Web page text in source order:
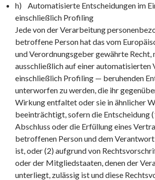
h) Automatisierte Entscheidungen im
einschließlich Profiling
Jede von der Verarbeitung
betroffene Person hat das vom
und Verordnungsgeber gewährte Recht,
ausschließlich auf einer
einschließlich Profiling — beruhenden
unterworfen zu werden, die ihr
Wirkung entfaltet oder sie in ähnlicher
beeinträchtigt, sofern die Entscheidung
Abschluss oder die Erfüllung eines
betroffenen Person und dem
ist, oder (2) aufgrund von
oder der Mitgliedstaaten, denen der
unterliegt, zulässig ist und diese